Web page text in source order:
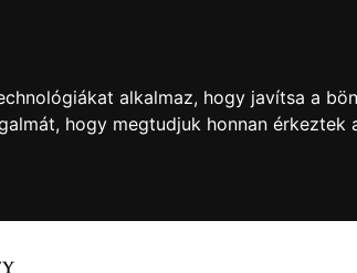
alkalmaz, hogy javítsa a
hogy megtudjuk honnan érkeztek